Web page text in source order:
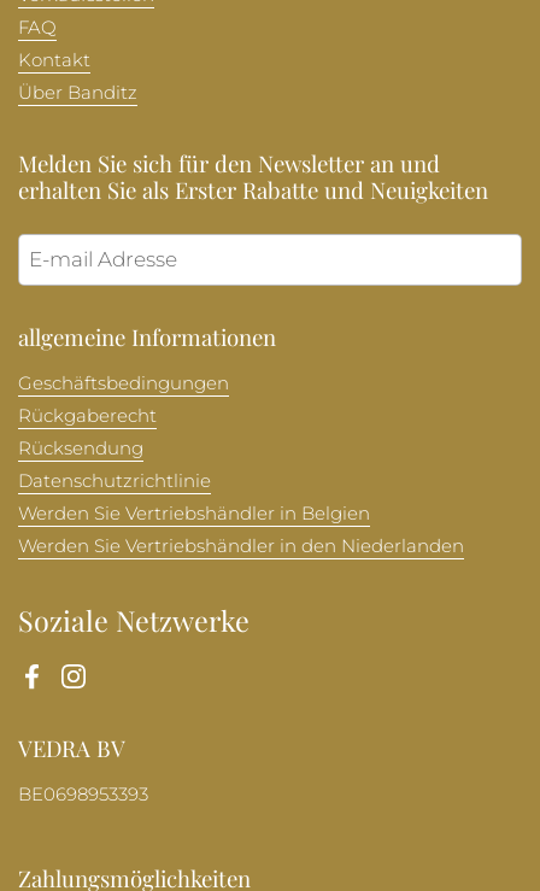
FAQ
Kontakt
Über Banditz
Melden Sie sich für den Newsletter an und
erhalten Sie als Erster Rabatte und Neuigkeiten
allgemeine Informationen
Geschäftsbedingungen
Rückgaberecht
Rücksendung
Datenschutzrichtlinie
Werden Sie Vertriebshändler in Belgien
Werden Sie Vertriebshändler in den Niederlanden
Soziale Netzwerke
FacebookInstagram
VEDRA BV
BE0698953393
Zahlungsmöglichkeiten